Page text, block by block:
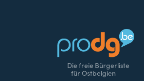
Die freie Bürgerliste
für Ostbelgien